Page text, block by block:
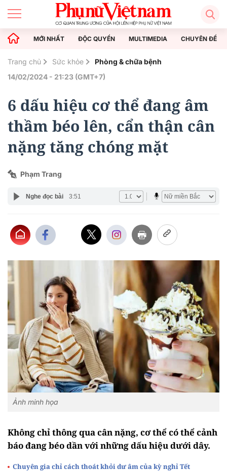
MỚI NHẤT ĐỘC QUYỀN MULTIMEDIA CHUYÊN ĐỀ
Trang chủ Sức khỏe
Phòng & chữa bệnh
14/02/2024 - 21:23 (GMT+7)
6 dấu hiệu cơ thể đang âm
thầm béo lên, cẩn thận cân
nặng tăng chóng mặt
Phạm Trang
Nghe đọc bài 3:51
Ảnh minh họa
Không chỉ thông qua cân nặng, cơ thể có thể cảnh
báo đang béo dần với những dấu hiệu dưới dây.
Chuyên gia chỉ cách thoát khỏi dư âm của kỳ nghỉ Tết